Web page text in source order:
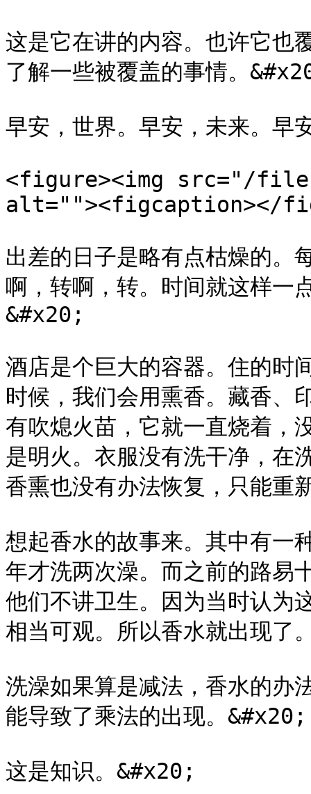
这是它在讲的内容。也许它也
了解一些被覆盖的事情。
早安，世界。早安，未来。早
<figure><img src="/files/
alt=""><figcaption></
出差的日子是略有点枯燥的。
啊，转啊，转。时间就这样一
&#x20;
酒店是个巨大的容器。住的时
时候，我们会用熏香。藏香、
有吹熄火苗，它就一直烧着，
是明火。衣服没有洗干净，在
香熏也没有办法恢复，只能重
想起香水的故事来。其中有一
年才洗两次澡。而之前的路易
他们不讲卫生。因为当时认为
相当可观。所以香水就出现了
洗澡如果算是减法，香水的办
能导致了乘法的出现。&#x20;
这是知识。&#x20;